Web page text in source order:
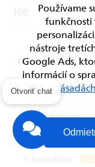
Používame
funkčnosti
nástroje
Google Ads,
informácií o